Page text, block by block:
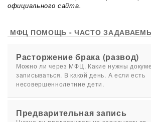
официального сайта.
МФЦ ПОМОЩЬ - ЧАСТО
Расторжение брака (развод)
Можно ли через МФЦ. Какие нужны
записываться. В какой день. А если есть
несовершеннолетние дети.
Предварительная запись